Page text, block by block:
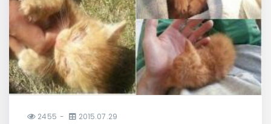
2455 2015.07.29